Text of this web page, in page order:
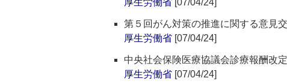
厚生労働省 [07/04/24]
第５回がん対策の推進に関する意見
厚生労働省 [07/04/24]
中央社会保険医療協議会診療報酬改
厚生労働省 [07/04/24]